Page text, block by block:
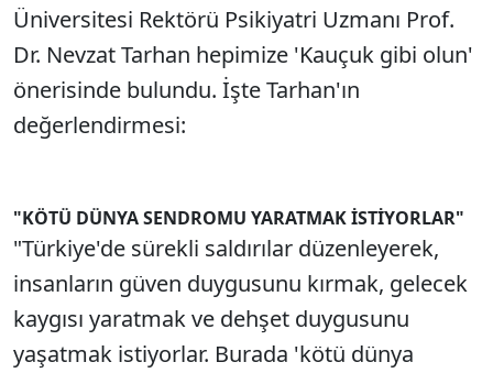
Üniversitesi Rektörü Psikiyatri Uzmanı Prof.
Dr. Nevzat Tarhan hepimize 'Kauçuk gibi olun'
önerisinde bulundu. İşte Tarhan'ın
değerlendirmesi:
"KÖTÜ DÜNYA SENDROMU YARATMAK İSTİYORLAR"
"Türkiye'de sürekli saldırılar düzenleyerek,
insanların güven duygusunu kırmak, gelecek
kaygısı yaratmak ve dehşet duygusunu
yaşatmak istiyorlar. Burada 'kötü dünya